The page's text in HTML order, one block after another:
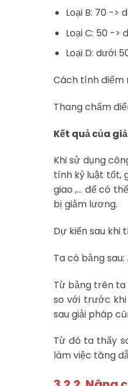
Loại B: 70 ->
Loại C: 50 ->
Loại D: dưới
Cách tính điểm
Thang chấm
Kết quả của
Khi sử dụng
tính kỷ luật tốt,
giao ,… để có
bị giảm lương.
Dự kiến sau khi
Ta có bảng sau:
Từ bảng trên ta
so với trước khi
sau giải pháp
Từ đó ta thấy
làm việc tăng